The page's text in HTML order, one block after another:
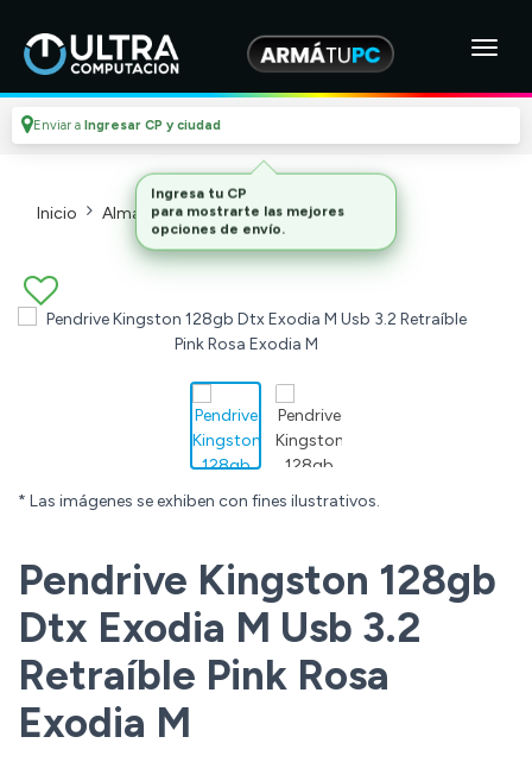
Enviar a Ingresar CP y ciudad
Inicio Almacenamiento Externo Pendrives
* Las imágenes se exhiben con fines ilustrativos.
Pendrive Kingston 128gb
Dtx Exodia M Usb 3.2
Retraíble Pink Rosa
Exodia M